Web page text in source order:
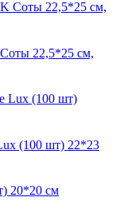
22,5*25 см,
(100 шт) 22*23